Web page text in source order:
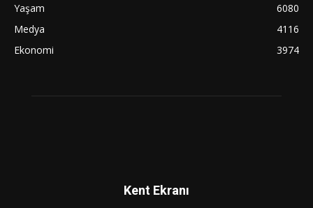
Yaşam
6080
Medya
4116
Ekonomi
3974
Kent Ekranı